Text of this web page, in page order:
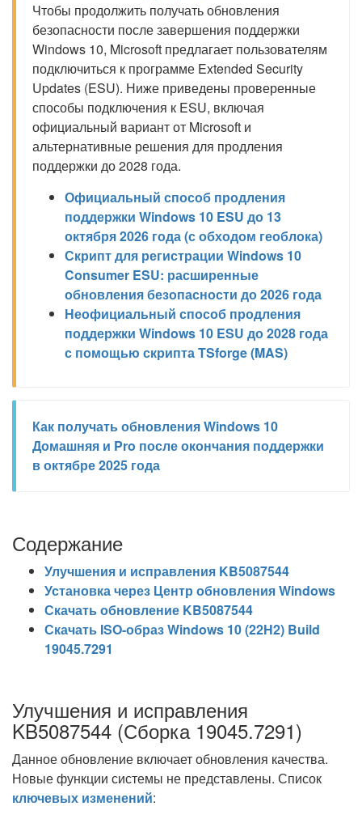
Чтобы продолжить получать обновления
безопасности после завершения поддержки
Windows 10, Microsoft предлагает пользователям
подключиться к программе Extended Security
Updates (ESU). Ниже приведены проверенные
способы подключения к ESU, включая
официальный вариант от Microsoft и
альтернативные решения для продления
поддержки до 2028 года.
Официальный способ продления
поддержки Windows 10 ESU до 13
октября 2026 года (с обходом геоблока)
Скрипт для регистрации Windows 10
Consumer ESU: расширенные
обновления безопасности до 2026 года
Неофициальный способ продления
поддержки Windows 10 ESU до 2028 года
с помощью скрипта TSforge (MAS)
Как получать обновления Windows 10
Домашняя и Pro после окончания поддержки
в октябре 2025 года
Содержание
Улучшения и исправления KB5087544
Установка через Центр обновления Windows
Скачать обновление KB5087544
Скачать ISO-образ Windows 10 (22H2) Build
19045.7291
Улучшения и исправления
KB5087544 (Сборка 19045.7291)
Данное обновление включает обновления качества.
Новые функции системы не представлены. Список
ключевых изменений: